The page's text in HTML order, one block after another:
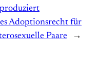
Adoptionsrecht für
Paare
→